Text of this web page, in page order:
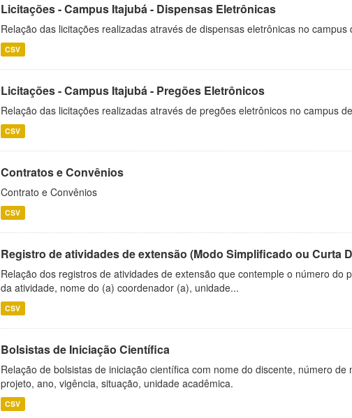
Licitações - Campus Itajubá - Dispensas Eletrônicas
Relação das licitações realizadas através de dispensas eletrônicas no campus
CSV
Licitações - Campus Itajubá - Pregões Eletrônicos
Relação das licitações realizadas através de pregões eletrônicos no campus
CSV
Contratos e Convênios
Contrato e Convênios
CSV
Registro de atividades de extensão (Modo Simplificado ou Curta
Relação dos registros de atividades de extensão que contemple o número do
da atividade, nome do (a) coordenador (a), unidade...
CSV
Bolsistas de Iniciação Científica
Relação de bolsistas de iniciação científica com nome do discente, número
projeto, ano, vigência, situação, unidade acadêmica.
CSV